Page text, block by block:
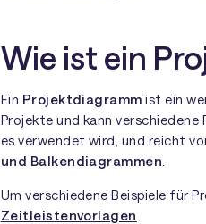
Wie ist ein
Ein Projektdiagramm ist ein
Projekte und kann
es verwendet wird, und reicht
und Balkendiagrammen
Um verschiedene Beispiele für
Zeitleistenvorlagen